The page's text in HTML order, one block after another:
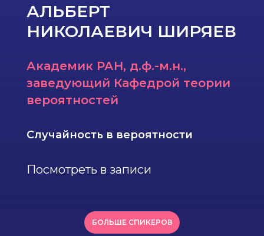
АЛЬБЕРТ
НИКОЛАЕВИЧ ШИРЯЕВ
Академик РАН, д.ф.-м.н.,
заведующий Кафедрой теории
вероятностей
Случайность в вероятности
Посмотреть в записи
БОЛЬШЕ СПИКЕРОВ